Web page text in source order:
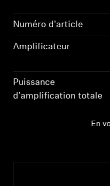
Numéro d'article
Amplificateur
Puissance
d'amplification totale
Nombre total de haut-
En